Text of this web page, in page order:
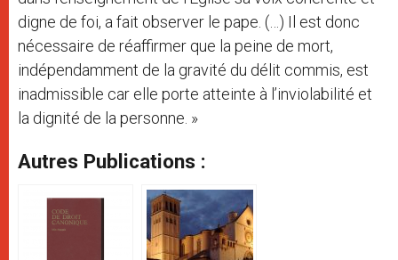
digne de foi, a fait observer le pape. (…) Il est donc
nécessaire de réaffirmer que la peine de mort,
indépendamment de la gravité du délit commis, est
inadmissible car elle porte atteinte à l’inviolabilité et
la dignité de la personne. »
Autres Publications :